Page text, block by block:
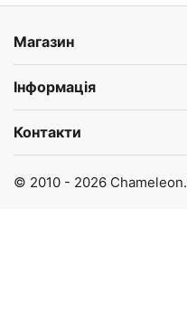
Магазин
Інформація
Контакти
© 2010 - 2026 Chameleon.